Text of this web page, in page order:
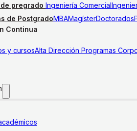
pregrado Ingeniería Comercial
de PostgradoMBAMagísterDoctorados
Continua
y cursosAlta Dirección Programas